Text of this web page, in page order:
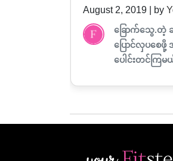
August 2, 2019 | by
ခြောက်သွေ.
ပြောင်လှပစ
ပေါင်းတင်ကြ